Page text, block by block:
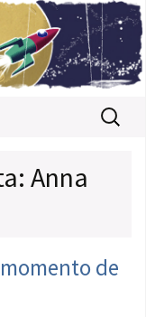
Buscar:
Anna
de